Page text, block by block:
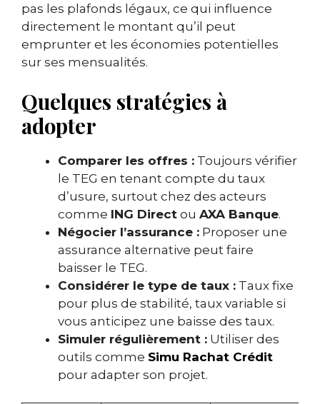
pas les plafonds légaux, ce qui influence
directement le montant qu’il peut
emprunter et les économies potentielles
sur ses mensualités.
Quelques stratégies à
adopter
Comparer les offres : Toujours vérifier
le TEG en tenant compte du taux
d’usure, surtout chez des acteurs
comme ING Direct ou AXA Banque.
Négocier l’assurance : Proposer une
assurance alternative peut faire
baisser le TEG.
Considérer le type de taux : Taux fixe
pour plus de stabilité, taux variable si
vous anticipez une baisse des taux.
Simuler régulièrement : Utiliser des
outils comme Simu Rachat Crédit
pour adapter son projet.